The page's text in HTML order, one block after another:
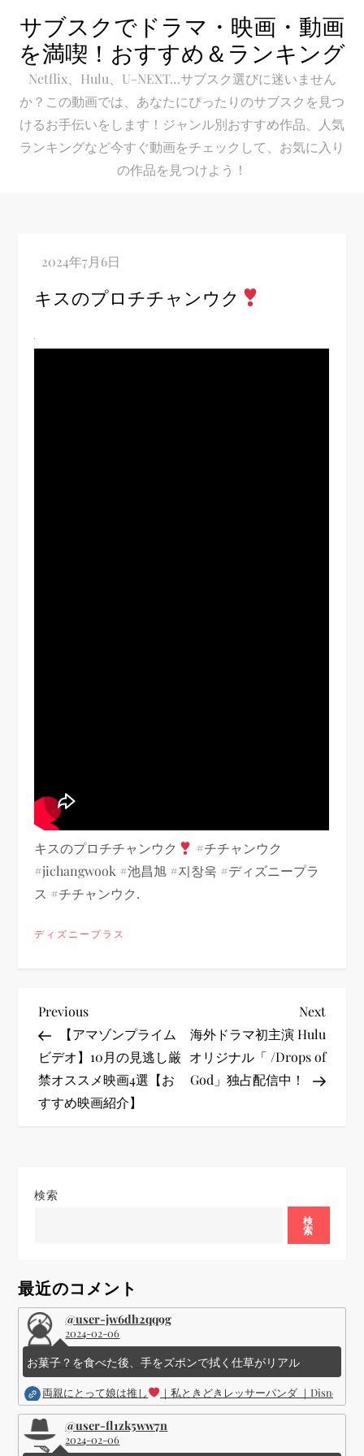
content
サブスクでドラマ・映画・動画
を満喫！おすすめ＆ランキング
Netflix、Hulu、U-NEXT…サブスク選びに迷いません
か？この動画では、あなたにぴったりのサブスクを見つ
けるお手伝いをします！ジャンル別おすすめ作品、人気
ランキングなど今すぐ動画をチェックして、お気に入り
の作品を見つけよう！
キスのプロチチャンウク
キスのプロチチャンウク
#チチャンウク
#jichangwook #池昌旭 #지창욱 #ディズニープラ
ス #チチャンウク.
ディズニープラス
投
稿
ナ
ー
ョ
ン
Previous
Post
Previous
【アマゾンプライム
ビデオ】10月の見逃し厳
禁オススメ映画4選【お
すすめ映画紹介】
Next
Post
Next
海外ドラマ初主演 Hulu
オリジナル「 /Drops of
God」独占配信中！
検索
検
索
最近のコメント
@user-jw6dh2qq9g
2024-02-06
お菓子？を食べた後、手をズボンで拭く仕草がリアル
両親にとって娘は推し ｜私ときどきレッサーパンダ ｜Disney (
@user-fl1zk5ww7n
2024-02-06